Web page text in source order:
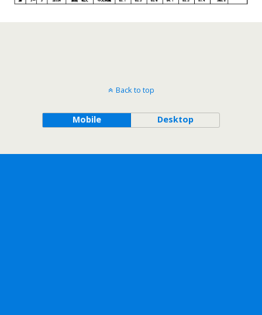
Back to top
Mobile Desktop